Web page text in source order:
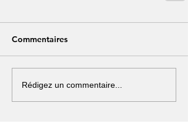
Commentaires
Rédigez un commentaire...